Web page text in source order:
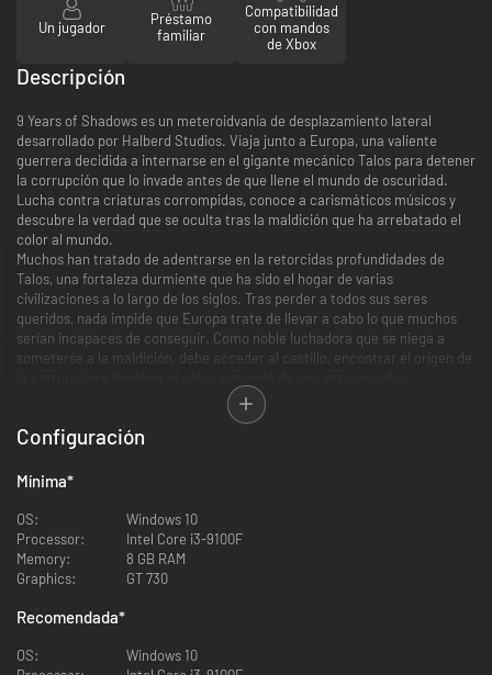
Un jugador
Préstamo
familiar
Compatibilidad
con mandos
de Xbox
Descripción
9 Years of Shadows es un meteroidvania de desplazamiento lateral
desarrollado por Halberd Studios. Viaja junto a Europa, una valiente
guerrera decidida a internarse en el gigante mecánico Talos para detener
la corrupción que lo invade antes de que llene el mundo de oscuridad.
Lucha contra criaturas corrompidas, conoce a carismáticos músicos y
descubre la verdad que se oculta tras la maldición que ha arrebatado el
color al mundo.
Muchos han tratado de adentrarse en la retorcidas profundidades de
Talos, una fortaleza durmiente que ha sido el hogar de varias
civilizaciones a lo largo de los siglos. Tras perder a todos sus seres
queridos, nada impide que Europa trate de llevar a cabo lo que muchos
serían incapaces de conseguir. Como noble luchadora que se niega a
someterse a la maldición, debe acceder al castillo, encontrar el origen de
Europa no deberá hacer frente a esta aventura sola. En las entrañas del
habilidades mágicas capaces de restaurar el color y restañar las heridas
múltiples peligros que acechan en los pasillos de Talos.
disparar varios proyectiles capaces de destruir cristales oscuros e infligir
Configuración
Mínima*
OS:
Windows 10
Processor:
Intel Core i3-9100F
Memory:
8 GB RAM
Graphics:
GT 730
Recomendada*
OS:
Windows 10